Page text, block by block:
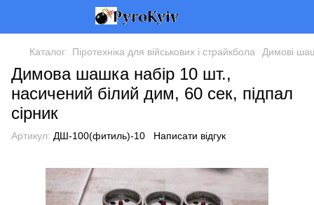
Каталог Піротехніка для військових і страйкбола Димові
Димова шашка набір 10 шт.,
насичений білий дим, 60 сек, підпал
сірник
Артикул: ДШ-100(фитиль)-10 Написати відгук